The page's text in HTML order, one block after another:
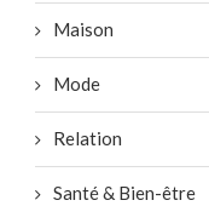
Maison
Mode
Relation
Santé & Bien-être